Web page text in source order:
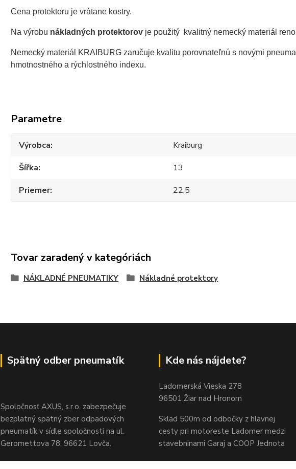
Cena protektoru je vrátane kostry.
Na výrobu nákladných protektorovje použitý kvalitný nemecký materiál
Nemecký materiál KRAIBURG zaručuje kvalitu porovnateľnú s novými
hmotnostného a rýchlostného indexu.
Parametre
Výrobca
Kraiburg
Šířka
13
Priemer
22,5
Tovar zaradený v kategóriách
NÁKLADNÉ PNEUMATIKY Nákladné protektory
Spätný odber pneumatík
Spoločnosť AXUS, s.r.o. zabezpečuje
bezplatný spätný zber odpadových
pneumatík v sídle spoločnosti na ul.
Geromettova 78, 96621 Lovča.
Kde nás nájdete?
Ladomerská Vieska 278
96501 Žiar nad Hronom
Sklad 500m od odbočky z hlavnej
cesty pri motoreste Ladomer medzi
stavebninami Garaj a COOP Jednota